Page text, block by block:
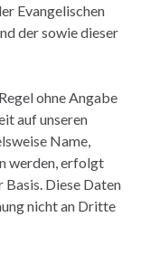
Evangelischen
der sowie dieser
ohne Angabe
auf unseren
Name,
werden, erfolgt
Diese Daten
nicht an Dritte